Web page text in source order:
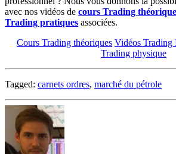
avec nos vidéos de cours Trading
Trading pratiques associées.
Cours Trading théoriques Vidéos Trading
Trading physique
Tagged: carnets ordres, marché du pétrole